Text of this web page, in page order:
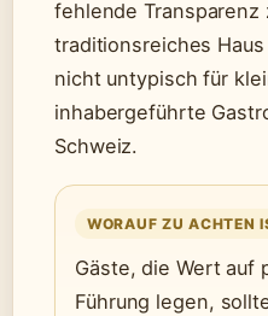
fehlende Transparenz
traditionsreiches
nicht untypisch für
inhabergeführte
Schweiz.
WORAUF ZU ACHTEN
Gäste, die Wert auf
Führung legen,